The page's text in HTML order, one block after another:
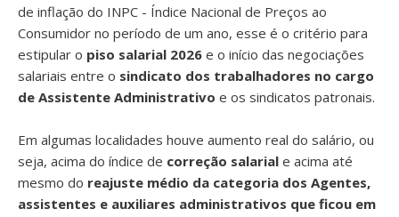
de inflação do INPC - Índice Nacional de Preços ao
Consumidor no período de um ano, esse é o critério para
estipular o piso salarial 2026 e o início das negociações
salariais entre o sindicato dos trabalhadores no cargo
de Assistente Administrativo e os sindicatos patronais.
Em algumas localidades houve aumento real do salário, ou
seja, acima do índice de correção salarial e acima até
mesmo do reajuste médio da categoria dos Agentes,
assistentes e auxiliares administrativos que ficou em